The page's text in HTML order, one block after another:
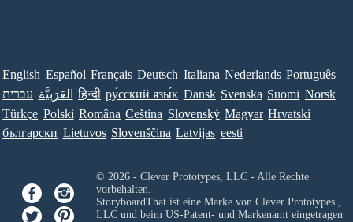
English Español Français Deutsch Italiana Nederlands Português
עברית العَرَبِيَّة हिन्दी ру́сский язы́к Dansk Svenska Suomi Norsk
Türkçe Polski Româna Ceština Slovenský Magyar Hrvatski
български Lietuvos Slovenščina Latvijas eesti
© 2026 - Clever Prototypes, LLC - Alle Rechte
vorbehalten.
StoryboardThat ist eine Marke von Clever Prototypes ,
LLCund beim US-Patent- und Markenamt eingetragen